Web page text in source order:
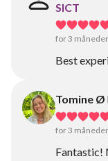
SICT
for 3
Best
Tomine Ø
for 3
Fantastic!